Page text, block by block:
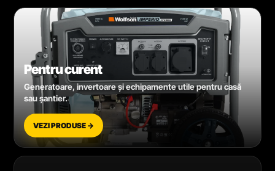
Pentru curent
Generatoare, invertoare și echipamente utile pentru casă
sau șantier.
VEZI PRODUSE →